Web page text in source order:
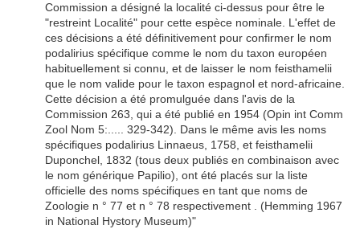
Commission a désigné la localité ci-dessus pour être le
"restreint Localité" pour cette espèce nominale. L'effet de
ces décisions a été définitivement pour confirmer le nom
podalirius spécifique comme le nom du taxon européen
habituellement si connu, et de laisser le nom feisthamelii
que le nom valide pour le taxon espagnol et nord-africaine.
Cette décision a été promulguée dans l'avis de la
Commission 263, qui a été publié en 1954 (Opin int Comm
Zool Nom 5:..... 329-342). Dans le même avis les noms
spécifiques podalirius Linnaeus, 1758, et feisthamelii
Duponchel, 1832 (tous deux publiés en combinaison avec
le nom générique Papilio), ont été placés sur la liste
officielle des noms spécifiques en tant que noms de
Zoologie n ° 77 et n ° 78 respectivement . (Hemming 1967
in National Hystory Museum)"